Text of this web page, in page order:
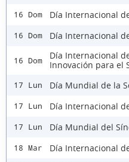
16 Dom Día Internacional
16 Dom Día Internacional
16 Dom
Día Internacional
Innovación para el
17 Lun Día Mundial de la
17 Lun Día Internacional
17 Lun Día Mundial del
18 Mar Día Internacional